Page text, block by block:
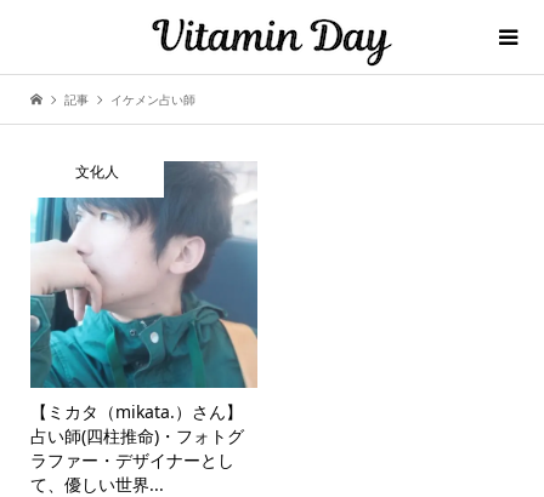
記事 イケメン占い師
文化人
【ミカタ（mikata.）さん】
占い師(四柱推命)・フォトグ
ラファー・デザイナーとし
て、優しい世界...